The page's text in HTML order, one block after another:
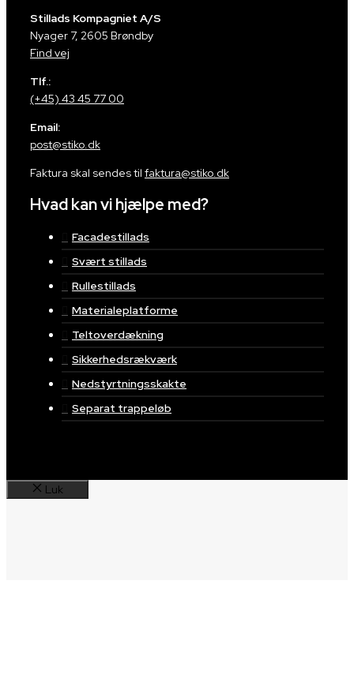
Stillads Kompagniet A/S
Nyager 7, 2605 Brøndby
Find vej
Tlf.:
(+45) 43 45 77 00
Email:
post@stiko.dk
Faktura skal sendes til faktura@stiko.dk
Hvad kan vi hjælpe med?
Facadestillads
Svært stillads
Rullestillads
Materialeplatforme
Teltoverdækning
Sikkerhedsrækværk
Nedstyrtningsskakte
Separat trappeløb
Luk